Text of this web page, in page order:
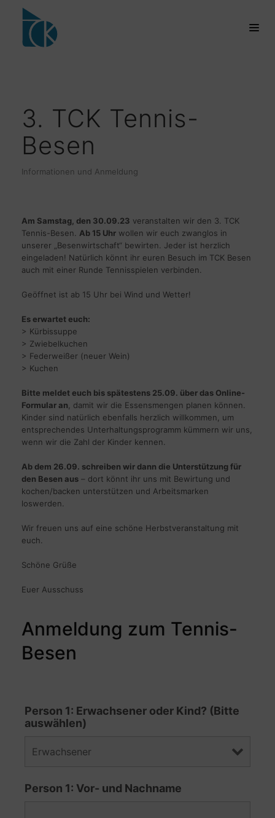
3. TCK Tennis-
Besen
Informationen und Anmeldung
Am Samstag, den 30.09.23 veranstalten wir den 3. TCK
Tennis-Besen. Ab 15 Uhr wollen wir euch zwanglos in
unserer „Besenwirtschaft“ bewirten. Jeder ist herzlich
eingeladen! Natürlich könnt ihr euren Besuch im TCK Besen
auch mit einer Runde Tennisspielen verbinden.
Geöffnet ist ab 15 Uhr bei Wind und Wetter!
Es erwartet euch:
> Kürbissuppe
> Zwiebelkuchen
> Federweißer (neuer Wein)
> Kuchen
Bitte meldet euch bis spätestens 25.09. über das Online-
Formular an , damit wir die Essensmengen planen können.
Kinder sind natürlich ebenfalls herzlich willkommen, um
entsprechendes Unterhaltungsprogramm kümmern wir uns,
wenn wir die Zahl der Kinder kennen.
Ab dem 26.09. schreiben wir dann die Unterstützung für
den Besen aus – dort könnt ihr uns mit Bewirtung und
kochen/backen unterstützen und Arbeitsmarken
loswerden.
Wir freuen uns auf eine schöne Herbstveranstaltung mit
euch.
Schöne Grüße
Euer Ausschuss
Anmeldung zum Tennis-
Besen
Person 1: Erwachsener oder Kind? (Bitte
auswählen)
Person 1: Vor- und Nachname